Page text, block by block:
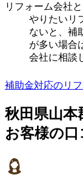
リフォーム会社
やりたいリ
ないと、補
が多い場合
会社に相談
補助金対応のリ
秋田県山本
お客様の